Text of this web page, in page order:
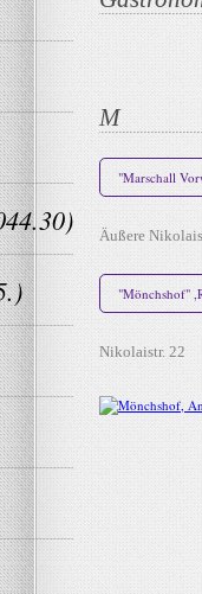
M
"Marschall
Äußere
"Mönchshof"
Nikolaistr. 22